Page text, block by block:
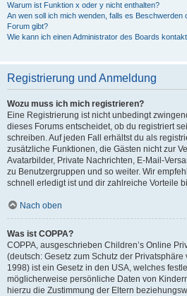
Warum ist Funktion x oder y nicht enthalten?
An wen soll ich mich wenden, falls es Beschwerden
Forum gibt?
Wie kann ich einen Administrator des Boards
Registrierung und Anmeldung
Wozu muss ich mich registrieren?
Eine Registrierung ist nicht unbedingt
dieses Forums entscheidet, ob du registriert
schreiben. Auf jeden Fall erhältst du als
zusätzliche Funktionen, die Gästen nicht zur
Avatarbilder, Private Nachrichten, E-Mail-
zu Benutzergruppen und so weiter. Wir
schnell erledigt ist und dir zahlreiche Vorteile
Nach oben
Was ist COPPA?
COPPA, ausgeschrieben Children’s Online
(deutsch: Gesetz zum Schutz der
1998) ist ein Gesetz in den USA, welches
möglicherweise persönliche Daten von
hierzu die Zustimmung der Eltern